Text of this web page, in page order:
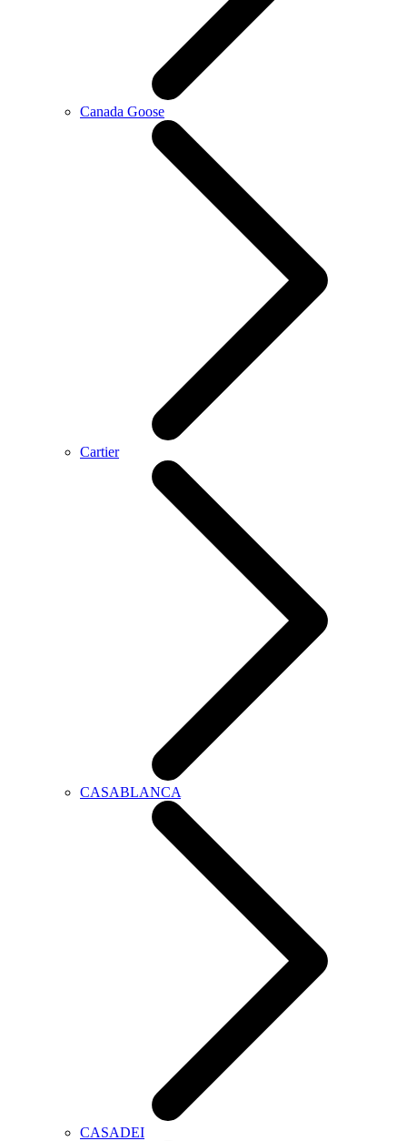
Canada Goose
Cartier
CASABLANCA
CASADEI